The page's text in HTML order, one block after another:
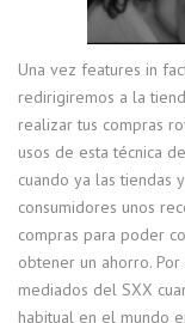
Una vez features in
redirigiremos a la
realizar tus compras
usos de esta técnica
cuando ya las tiendas
consumidores unos
compras para poder
obtener un ahorro.
mediados del SXX
habitual en el mundo